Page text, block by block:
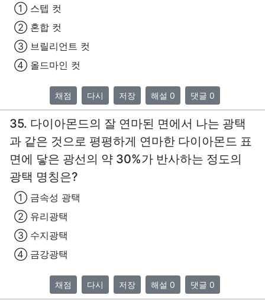
① 스텝 컷
② 혼합 컷
③ 브릴리언트 컷
④ 올드마인 컷
채점 다시 저장 해설 0 댓글 0
35. 다이아몬드의 잘 연마된 면에서 나는 광택
과 같은 것으로 평평하게 연마한 다이아몬드 표
면에 닿은 광선의 약 30%가 반사하는 정도의
광택 명칭은?
① 금속성 광택
② 유리광택
③ 수지광택
④ 금강광택
채점 다시 저장 해설 0 댓글 0